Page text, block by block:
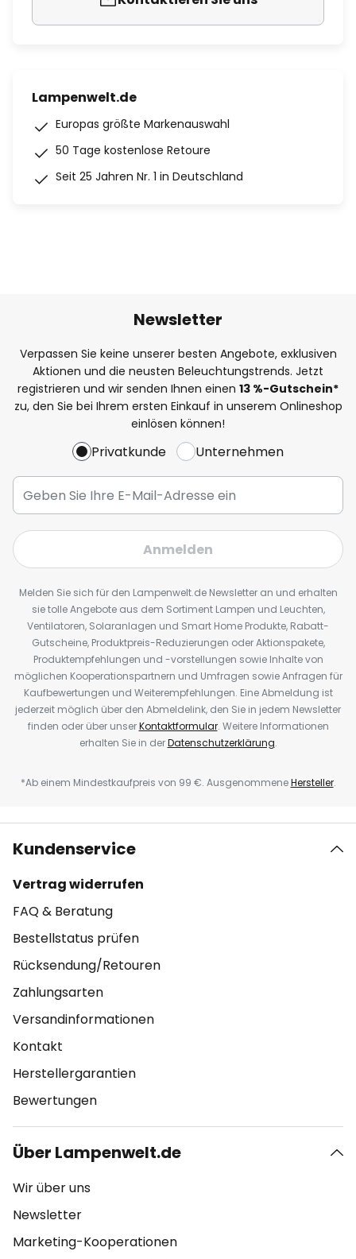
Lampenwelt.de
Europas größte Markenauswahl
50 Tage kostenlose Retoure
Seit 25 Jahren Nr. 1 in Deutschland
Newsletter
Verpassen Sie keine unserer besten Angebote, exklusiven
Aktionen und die neusten Beleuchtungstrends. Jetzt
registrieren und wir senden Ihnen einen 13 %-Gutschein*
zu, den Sie bei Ihrem ersten Einkauf in unserem Onlineshop
einlösen können!
Privatkunde Unternehmen
Anmelden
Melden Sie sich für den Lampenwelt.de Newsletter an und erhalten
sie tolle Angebote aus dem Sortiment Lampen und Leuchten,
Ventilatoren, Solaranlagen und Smart Home Produkte, Rabatt-
Gutscheine, Produktpreis-Reduzierungen oder Aktionspakete,
Produktempfehlungen und -vorstellungen sowie Inhalte von
möglichen Kooperationspartnern und Umfragen sowie Anfragen für
Kaufbewertungen und Weiterempfehlungen. Eine Abmeldung ist
jederzeit möglich über den Abmeldelink, den Sie in jedem Newsletter
finden oder über unserKontaktformular. Weitere Informationen
erhalten Sie in derDatenschutzerklärung.
*Ab einem Mindestkaufpreis von 99 €. AusgenommeneHersteller.
Kundenservice
Vertrag widerrufen
FAQ & Beratung
Bestellstatus prüfen
Rücksendung/Retouren
Zahlungsarten
Versandinformationen
Kontakt
Herstellergarantien
Bewertungen
Über Lampenwelt.de
Wir über uns
Newsletter
Marketing-Kooperationen